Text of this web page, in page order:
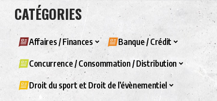
CATÉGORIES
Affaires / Finances Banque / Crédit
Concurrence / Consommation / Distribution
Droit du sport et Droit de l’évènementiel